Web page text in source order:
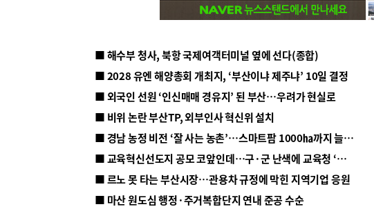
■ 해수부 청사, 북항 국제여객터미널 옆에 선다(종합)
■ 2028 유엔 해양총회 개최지, ‘부산이냐 제주냐’ 10일 결정
■ 외국인 선원 ‘인신매매 경유지’ 된 부산…우려가 현실로
■ 비위 논란 부산TP, 외부인사 혁신위 설치
■ 경남 농정 비전 ‘잘 사는 농촌’…스마트팜 1000㏊까지 늘린다
■ 교육혁신선도지 공모 코앞인데…구·군 난색에 교육청 ‘쩔쩔’
■ 르노 못 타는 부산시장…관용차 규정에 막힌 지역기업 응원
■ 마산 원도심 행정·주거복합단지 연내 준공 수순